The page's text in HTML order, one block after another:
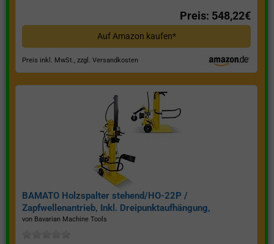
Preis: 548,22€
Auf Amazon kaufen*
Preis inkl. MwSt., zzgl. Versandkosten
BAMATO Holzspalter stehend/HO-22P /
Zapfwellenantrieb, Inkl. Dreipunktaufhängung,
Spaltkraft 22 Tonnen*
von Bavarian Machine Tools